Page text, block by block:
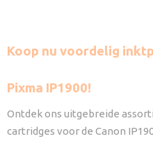
Koop nu voordelig
Pixma IP1900!
Ontdek ons uitgebreide
cartridges voor de Canon